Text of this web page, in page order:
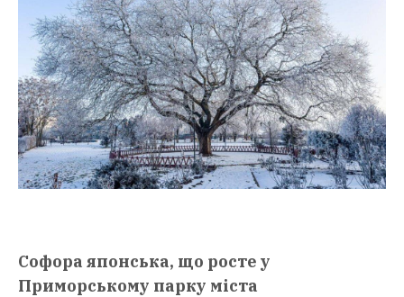
Софора японська, що росте у
Приморському парку міста